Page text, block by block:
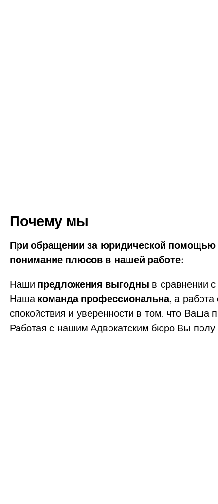
Почему мы
При обращении за юридической помощью
понимание плюсов в нашей работе:
Наши предложения выгодны в сравнении
Нашакоманда профессиональна, а
спокойствия и уверенности в том, что
Работая с нашим Адвокатским бюро Вы полу